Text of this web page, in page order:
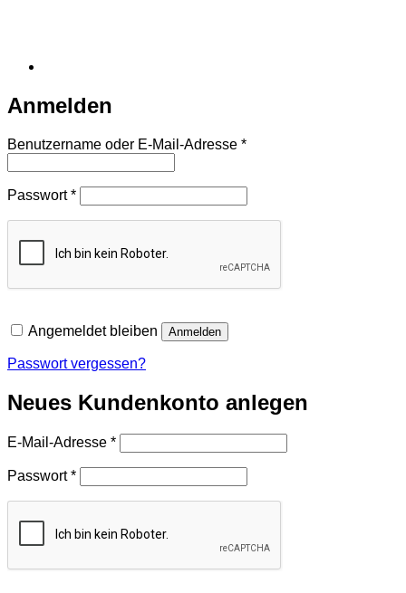
Anmelden
Benutzername oder E-Mail-Adresse *Erforderlich
Passwort*Erforderlich
Angemeldet bleiben Anmelden
Passwort vergessen?
Neues Kundenkonto anlegen
E-Mail-Adresse *Erforderlich
Passwort*Erforderlich